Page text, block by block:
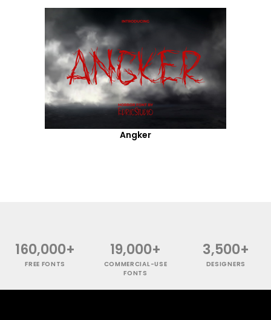
Angker
160,000+
FREE FONTS
19,000+
COMMERCIAL-USE
FONTS
3,500+
DESIGNERS